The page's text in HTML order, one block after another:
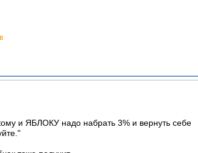
и ЯБЛОКУ надо набрать 3% и вернуть себе